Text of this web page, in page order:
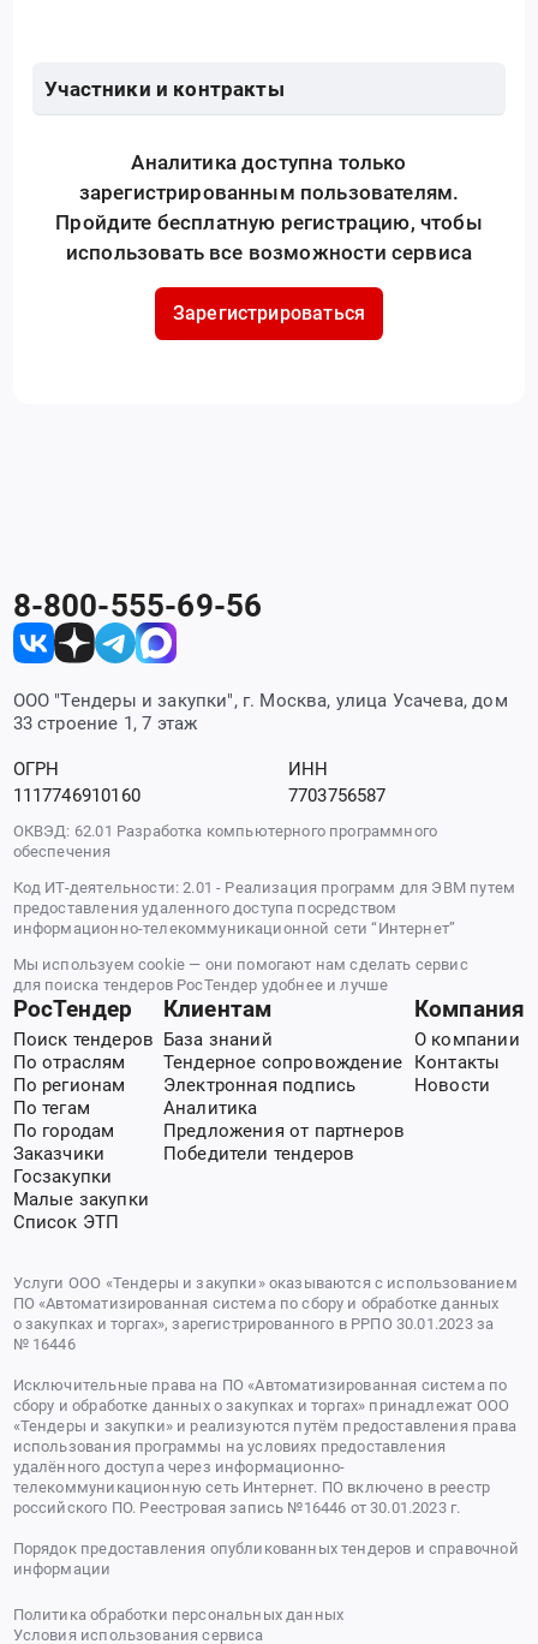
Участники и контракты
Аналитика доступна только
зарегистрированным пользователям.
Пройдите бесплатную регистрацию, чтобы
использовать все возможности сервиса
Зарегистрироваться
8-800-555-69-56
ООО "Тендеры и закупки", г. Москва, улица Усачева, дом
33 строение 1, 7 этаж
ОГРН
1117746910160
ИНН
7703756587
ОКВЭД: 62.01 Разработка компьютерного программного
обеспечения
Код ИТ-деятельности: 2.01 - Реализация программ для ЭВМ путем
предоставления удаленного доступа посредством
информационно-телекоммуникационной сети “Интернет”
Мы используем cookie — они помогают нам сделать сервис
для поиска тендеров РосТендер удобнее и лучше
РосТендер
Поиск тендеров
По отраслям
По регионам
По тегам
По городам
Заказчики
Госзакупки
Малые закупки
Список ЭТП
Клиентам
База знаний
Тендерное сопровождение
Электронная подпись
Аналитика
Предложения от партнеров
Победители тендеров
Компания
О компании
Контакты
Новости
Услуги ООО «Тендеры и закупки» оказываются с использованием
ПО «Автоматизированная система по сбору и обработке данных
о закупках и торгах», зарегистрированного в РРПО 30.01.2023 за
№ 16446
Исключительные права на ПО «Автоматизированная система по
сбору и обработке данных о закупках и торгах» принадлежат ООО
«Тендеры и закупки» и реализуются путём предоставления права
использования программы на условиях предоставления
удалённого доступа через информационно-
телекоммуникационную сеть Интернет. ПО включено в реестр
российского ПО. Реестровая запись №16446 от 30.01.2023 г.
Порядок предоставления опубликованных тендеров и справочной
информации
Политика обработки персональных данных
Условия использования сервиса